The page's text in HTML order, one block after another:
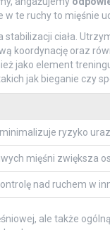
te ruchy to mięśnie
ciała.
koordynację oraz
jako element
jak bieganie czy
ryzyko
mięśni zwiększa
nad ruchem w
ale także